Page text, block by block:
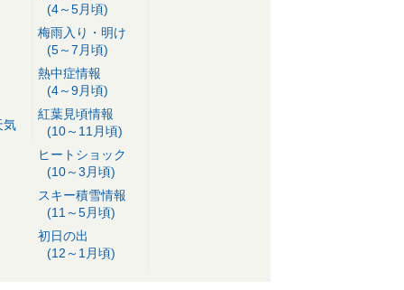
気
(4～5月頃)
梅雨入り・明け
(5～7月頃)
熱中症情報
(4～9月頃)
紅葉見頃情報
(10～11月頃)
ヒートショック
(10～3月頃)
スキー積雪情報
(11～5月頃)
初日の出
(12～1月頃)